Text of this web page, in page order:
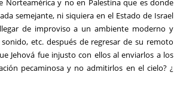
semejante, ni siquiera en el Estado de Israel
de improviso a un ambiente moderno y
etc. después de regresar de su remoto
Jehová fue injusto con ellos al enviarlos a los
pecaminosa y no admitirlos en el cielo? ¿